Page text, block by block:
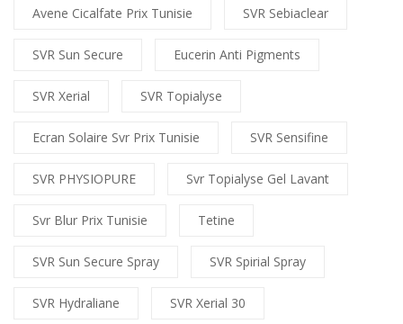
Avene Cicalfate Prix Tunisie SVR Sebiaclear
SVR Sun Secure Eucerin Anti Pigments
SVR Xerial SVR Topialyse
Ecran Solaire Svr Prix Tunisie SVR Sensifine
SVR PHYSIOPURE Svr Topialyse Gel Lavant
Svr Blur Prix Tunisie Tetine
SVR Sun Secure Spray SVR Spirial Spray
SVR Hydraliane SVR Xerial 30